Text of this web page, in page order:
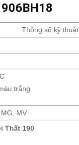
Thông số kỹ thuật
trắng
MV
Thất 190